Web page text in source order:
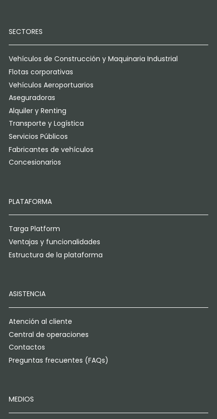
SECTORES
Vehículos de Construcción y Maquinaria Industrial
Flotas corporativas
Vehículos Aeroportuarios
Aseguradoras
Alquiler y Renting
Transporte y Logística
Servicios Públicos
Fabricantes de vehículos
Concesionarios
PLATAFORMA
Targa Platform
Ventajas y funcionalidades
Estructura de la plataforma
ASISTENCIA
Atención al cliente
Central de operaciones
Contactos
Preguntas frecuentes (FAQs)
MEDIOS